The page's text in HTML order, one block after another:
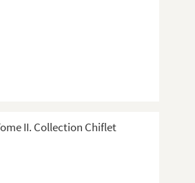
II. Collection Chiflet